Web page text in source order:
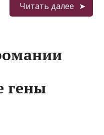
Читать далее
гены